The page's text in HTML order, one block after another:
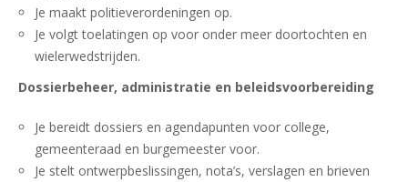
Je maakt politieverordeningen op.
Je volgt toelatingen op voor onder meer doortochten en
wielerwedstrijden.
Dossierbeheer, administratie en beleidsvoorbereiding
Je bereidt dossiers en agendapunten voor college,
gemeenteraad en burgemeester voor.
Je stelt ontwerpbeslissingen, nota’s, verslagen en brieven